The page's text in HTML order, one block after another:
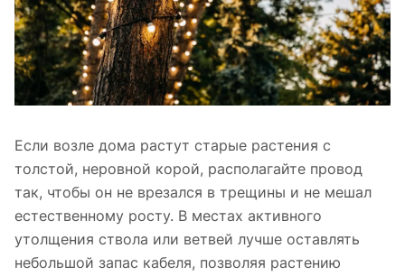
Если возле дома растут старые растения с
толстой, неровной корой, располагайте провод
так, чтобы он не врезался в трещины и не мешал
естественному росту. В местах активного
утолщения ствола или ветвей лучше оставлять
небольшой запас кабеля, позволяя растению